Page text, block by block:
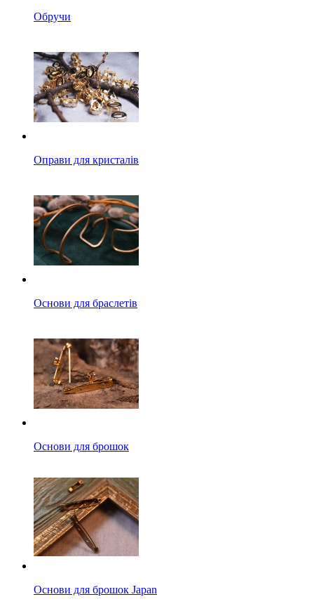
Обручи
Оправи для кристалів
Основи для браслетів
Основи для брошок
Основи для брошок Japan